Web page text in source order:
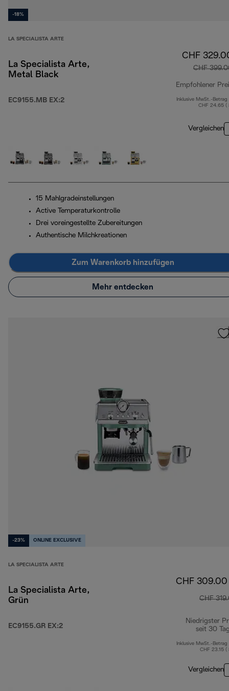
-18%
LA SPECIALISTA ARTE
La Specialista Arte,
Metal Black
EC9155.MB EX:2
CHF
CHF
Empfohlener
Inklusive MwSt.-Betrag
CHF 24.65 (
Vergleichen
15 Mahlgradeinstellungen
Active Temperaturkontrolle
Drei voreingestellte Zubereitungen
Authentische Milchkreationen
Zum Warenkorb hinzufügen
Mehr entdecken
-23% ONLINE EXCLUSIVE
LA SPECIALISTA ARTE
La Specialista Arte,
Grün
EC9155.GR EX:2
CHF 309.00
CHF
Niedrigster
seit 30
Inklusive MwSt.-Betrag
CHF 23.15 (
Vergleichen